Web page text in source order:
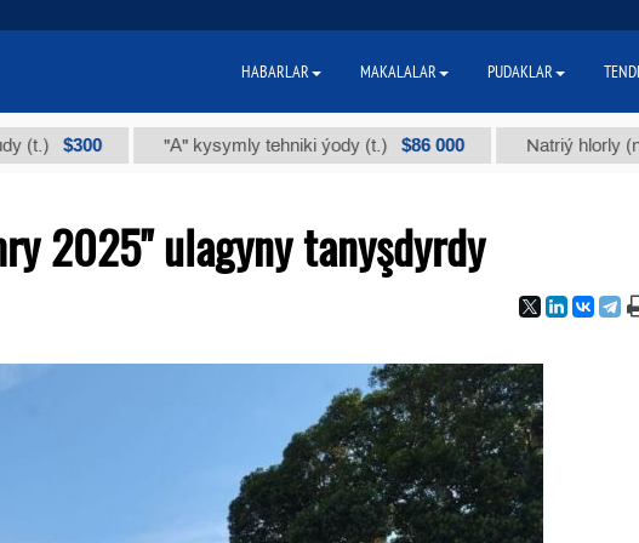
$300 "А" kysymly tehniki ýody (t.) $86 000 Natriý hlorly (nahar
2025" ulagyny tanyşdyrdy
HABARLAR MAKALALAR PUDAKLAR